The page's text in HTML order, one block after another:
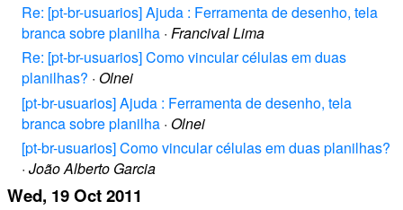
Re: [pt-br-usuarios] Ajuda : Ferramenta de desenho, tela
branca sobre planilha · Francival Lima
Re: [pt-br-usuarios] Como vincular células em duas
planilhas? · Olnei
[pt-br-usuarios] Ajuda : Ferramenta de desenho, tela
branca sobre planilha · Olnei
[pt-br-usuarios] Como vincular células em duas planilhas?
· João Alberto Garcia
Wed, 19 Oct 2011